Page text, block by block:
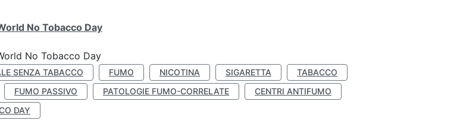
No Tobacco Day
No Tobacco Day
SENZA TABACCO FUMO NICOTINA SIGARETTA
TABACCO
FUMO PASSIVO PATOLOGIE FUMO-CORRELATE
CENTRI ANTIFUMO
DAY